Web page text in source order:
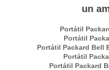
un
Portátil
Portátil
Portátil Packard Bell
Portátil
Portátil Packard